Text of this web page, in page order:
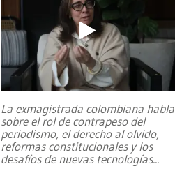
La exmagistrada colombiana habla
sobre el rol de contrapeso del
periodismo, el derecho al olvido,
reformas constitucionales y los
desafíos de nuevas tecnologías...